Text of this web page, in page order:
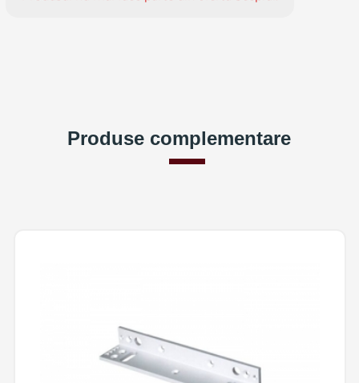
Produse complementare